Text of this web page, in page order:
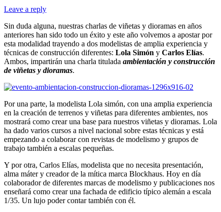
Leave a reply
Sin duda alguna, nuestras charlas de viñetas y dioramas en años
anteriores han sido todo un éxito y este año volvemos a apostar por
esta modalidad trayendo a dos modelistas de amplia experiencia y
técnicas de construcción diferentes: Lola Simón y Carlos Elías.
Ambos, impartirán una charla titulada ambientación y construcción
de viñetas y dioramas.
Por una parte, la modelista Lola simón, con una amplia experiencia
en la creación de terrenos y viñetas para diferentes ambientes, nos
mostrará como crear una base para nuestros viñetas y dioramas. Lola
ha dado varios cursos a nivel nacional sobre estas técnicas y está
empezando a colaborar con revistas de modelismo y grupos de
trabajo también a escalas pequeñas.
Y por otra, Carlos Elías, modelista que no necesita presentación,
alma máter y creador de la mítica marca Blockhaus. Hoy en día
colaborador de diferentes marcas de modelismo y publicaciones nos
enseñará como crear una fachada de edificio típico alemán a escala
1/35. Un lujo poder contar también con él.